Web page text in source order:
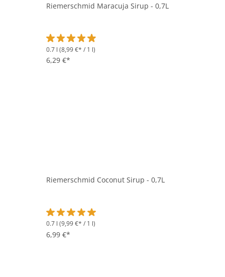
Riemerschmid Maracuja Sirup - 0,7L
Durchschnittliche Bewertung von 4.8 von 5 Sternen
0.7 l (8,99 €* / 1 l)
6,29 €*
Riemerschmid Coconut Sirup - 0,7L
Durchschnittliche Bewertung von 5 von 5 Sternen
0.7 l (9,99 €* / 1 l)
6,99 €*